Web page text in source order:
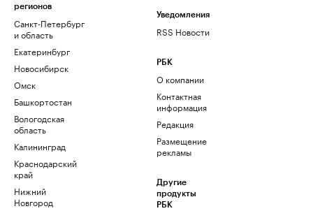
регионов
Санкт-Петербург
и область
Екатеринбург
Новосибирск
Омск
Башкортостан
Вологодская
область
Калининград
Краснодарский
край
Нижний
Новгород
Уведомления
RSS Новости
РБК
О компании
Контактная
информация
Редакция
Размещение
рекламы
Другие
продукты
РБК